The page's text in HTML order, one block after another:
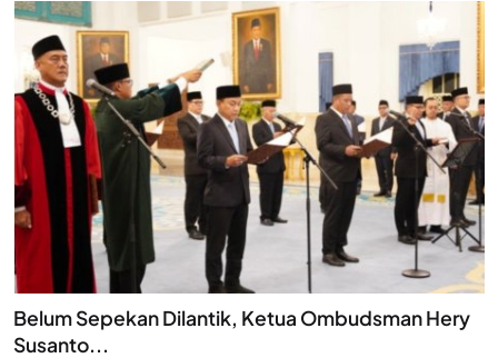
Belum Sepekan Dilantik, Ketua Ombudsman Hery
Susanto...